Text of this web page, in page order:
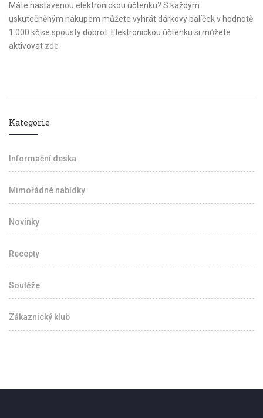
Máte nastavenou elektronickou účtenku? S každým
uskutečněným nákupem můžete vyhrát dárkový balíček v hodnotě
1 000 kč se spousty dobrot. Elektronickou účtenku si můžete
aktivovat zde
Kategorie
Informační deska
Mimořádné nabídky
Novinky
Recepty
Soutěže
Zákaznický klub